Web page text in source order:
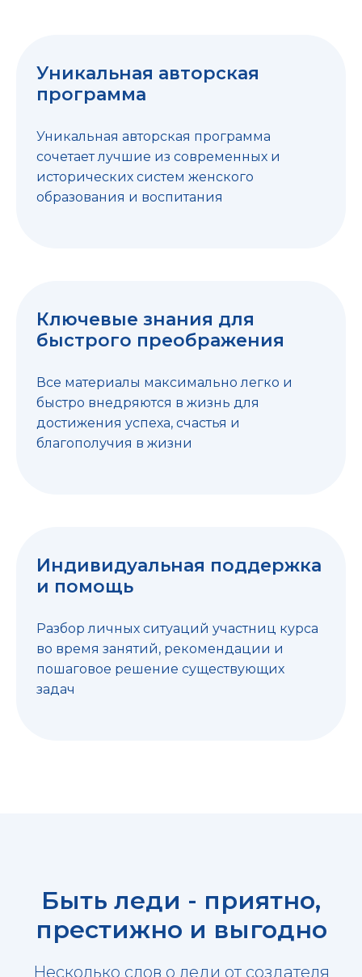
Уникальная авторская
программа
Уникальная авторская программа
сочетает лучшие из современных и
исторических систем женского
образования и воспитания
Ключевые знания для
быстрого преображения
Все материалы максимально легко и
быстро внедряются в жизнь для
достижения успеха, счастья и
благополучия в жизни
Индивидуальная поддержка
и помощь
Разбор личных ситуаций участниц курса
во время занятий, рекомендации и
пошаговое решение существующих
задач
Быть леди - приятно,
престижно и выгодно
Несколько слов о леди от создателя